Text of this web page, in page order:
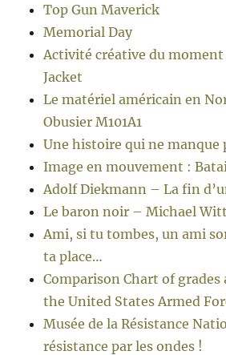
Top Gun Maverick
Memorial Day
Activité créative du
Jacket
Le matériel américain en
Obusier M101A1
Une histoire qui ne manque
Image en mouvement :
Adolf Diekmann – La fin
Le baron noir – Michael
Ami, si tu tombes, un ami
ta place…
Comparison Chart of
the United States Armed
Musée de la Résistance
résistance par les ondes !